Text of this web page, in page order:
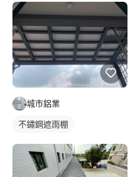
城市鋁業
不鏽鋼遮雨棚